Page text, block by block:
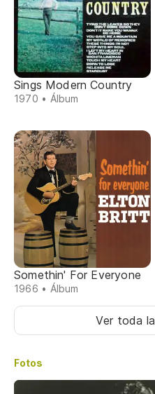
Sings Modern Country
1970 • Álbum
Somethin' For Everyone
1966 • Álbum
Ver toda
Fotos